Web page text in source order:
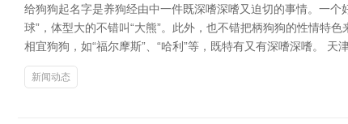
给狗狗起名字是养狗经由中一件既深嗜深嗜又迫切的事情。一
球”，体型大的不错叫“大熊”。此外，也不错把柄狗狗的性情特
相宜狗狗，如“福尔摩斯”、“哈利”等，既特有又有深嗜深嗜。
新闻动态